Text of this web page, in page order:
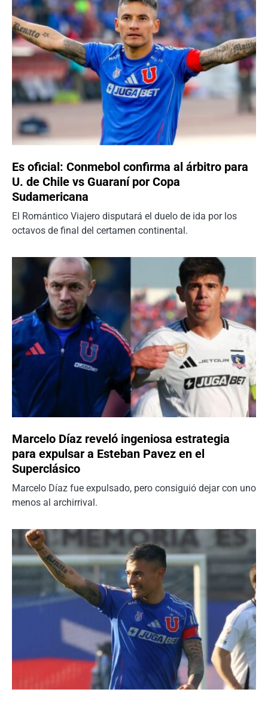
Es oficial: Conmebol confirma al árbitro para
U. de Chile vs Guaraní por Copa
Sudamericana
El Romántico Viajero disputará el duelo de ida por los
octavos de final del certamen continental.
Marcelo Díaz reveló ingeniosa estrategia
para expulsar a Esteban Pavez en el
Superclásico
Marcelo Díaz fue expulsado, pero consiguió dejar con uno
menos al archirrival.